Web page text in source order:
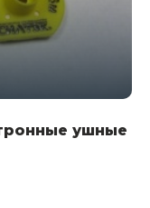
ушные